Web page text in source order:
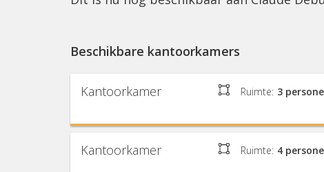
Beschikbare kantoorkamers
Kantoorkamer Ruimte: 3
Kantoorkamer Ruimte: 4